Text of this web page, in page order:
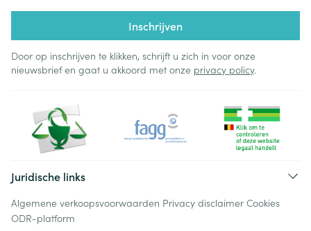
Inschrijven
Door op inschrijven te klikken, schrijft u zich in voor onze
nieuwsbrief en gaat u akkoord met onze privacy policy.
Juridische links
Algemene verkoopsvoorwaarden Privacy disclaimer Cookies
ODR-platform